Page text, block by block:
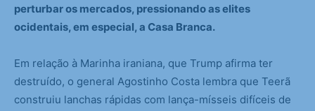
perturbar os mercados, pressionando as elites
ocidentais, em especial, a Casa Branca.
Em relação à Marinha iraniana, que Trump afirma ter
destruído, o general Agostinho Costa lembra que Teerã
construiu lanchas rápidas com lança-mísseis difíceis de